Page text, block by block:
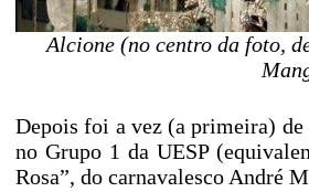
Alcione (no centro da foto,
Depois foi a vez (a primeira) de
no Grupo 1 da UESP
Rosa”, do carnavalesco André